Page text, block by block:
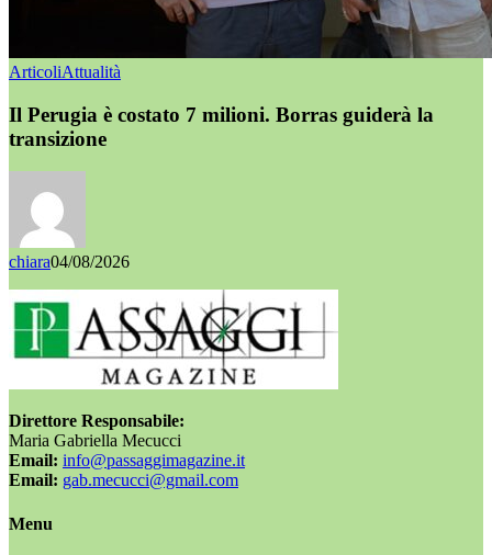
ArticoliAttualità
Il Perugia è costato 7 milioni. Borras guiderà la
transizione
chiara04/08/2026
Direttore Responsabile:
Maria Gabriella Mecucci
Email: info@passaggimagazine.it
Email: gab.mecucci@gmail.com
Menu